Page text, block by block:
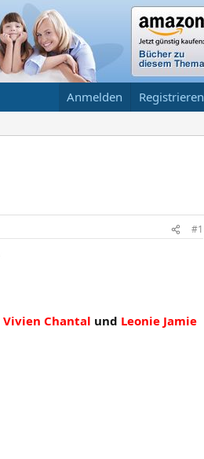
Anmelden Registrieren
#1
Vivien Chantal und Leonie Jamie